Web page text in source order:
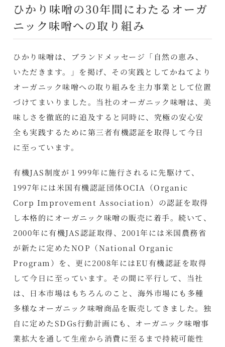
ひかり味噌の30年間にわたるオーガ
ニック味噌への取り組み
ひかり味噌は、ブランドメッセージ「自然の恵み、
いただきます。」を掲げ、その実践としてかねてより
オーガニック味噌への取り組みを主力事業として位置
づけてまいりました。当社のオーガニック味噌は、美
味しさを徹底的に追及すると同時に、究極の安心安
全も実践するために第三者有機認証を取得して今日
に至っています。
有機JAS制度が１999年に施行されるに先駆けて、
1997年には米国有機認証団体OCIA（Organic
Corp Improvement Association）の認証を取得
し本格的にオーガニック味噌の販売に着手。続いて、
2000年に有機JAS認証取得、2001年には米国農務省
が新たに定めたNOP（National Organic
Program）を、更に2008年にはEU有機認証を取得
して今日に至っています。その間に平行して、当社
は、日本市場はもちろんのこと、海外市場にも多種
多様なオーガニック味噌商品を販売してきました。独
自に定めたSDGs行動計画にも、オーガニック味噌事
業拡大を通して生産から消費に至るまで持続可能性